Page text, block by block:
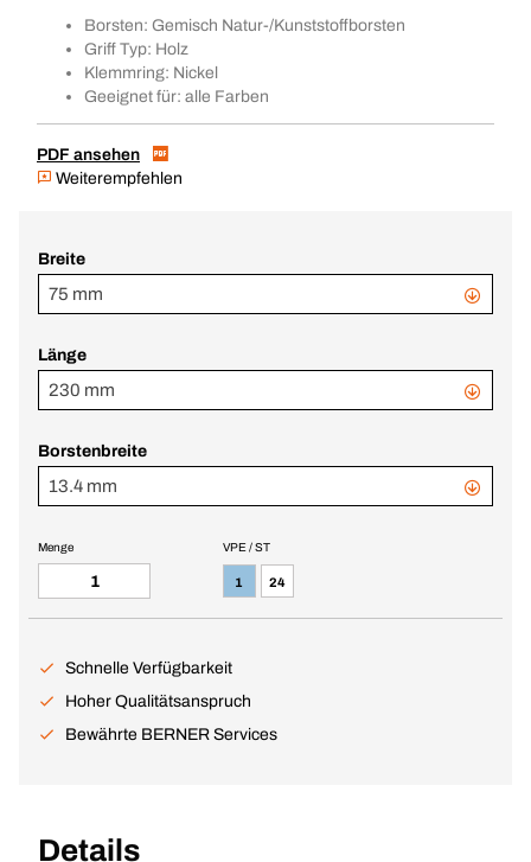
Borsten: Gemisch Natur-/Kunststoffborsten
Griff Typ: Holz
Klemmring: Nickel
Geeignet für: alle Farben
PDF ansehen
Weiterempfehlen
Breite
75 mm
Länge
230 mm
Borstenbreite
13.4 mm
VPE / ST
1 24
Menge
Schnelle Verfügbarkeit
Hoher Qualitätsanspruch
Bewährte BERNER Services
Details